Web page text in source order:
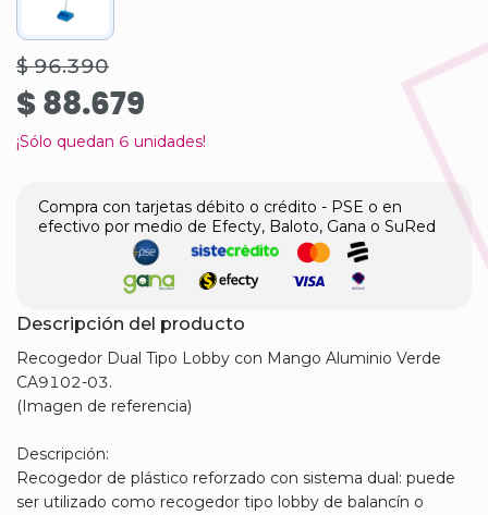
¡Sólo quedan 6 unidades!
$ 96.390
$ 88.679
Compra con tarjetas débito o crédito - PSE o en
efectivo por medio de Efecty, Baloto, Gana o SuRed
Descripción del producto
Recogedor Dual Tipo Lobby con Mango Aluminio Verde
CA9102-03.
(Imagen de referencia)
Descripción:
Recogedor de plástico reforzado con sistema dual: puede
ser utilizado como recogedor tipo lobby de balancín o